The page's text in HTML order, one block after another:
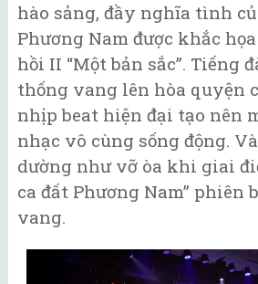
hào sảng, đầy nghĩa tình
Phương Nam được khắc
hồi II “Một bản sắc”. Tiếng
thống vang lên hòa quyện
nhịp beat hiện đại tạo nên
nhạc vô cùng sống động.
dường như vỡ òa khi giai
ca đất Phương Nam” phiên
vang.